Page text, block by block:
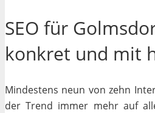
SEO für
konkret und mit
Mindestens neun von zehn
der Trend immer mehr auf